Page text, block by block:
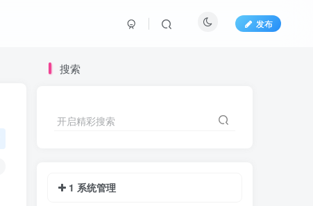
发布
搜索
开启精彩搜索
1 系统管理